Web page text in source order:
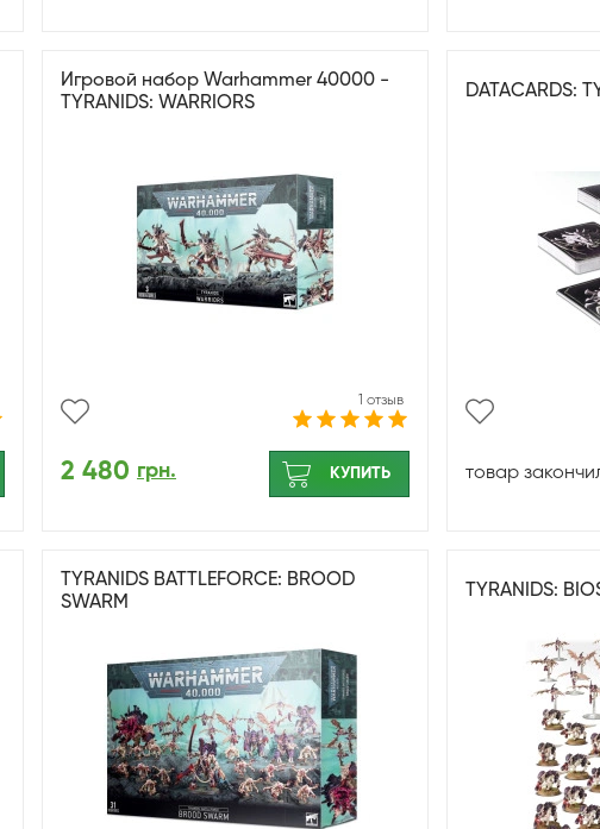
Игровой набор Warhammer 40000 -
TYRANIDS: WARRIORS
1 отзыв
2 480 грн. КУПИТЬ
DATACARDS:
товар
TYRANIDS BATTLEFORCE: BROOD
SWARM
TYRANIDS: